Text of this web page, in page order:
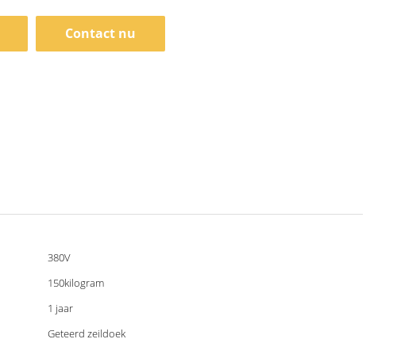
Contact nu
380V
150kilogram
1 jaar
Geteerd zeildoek